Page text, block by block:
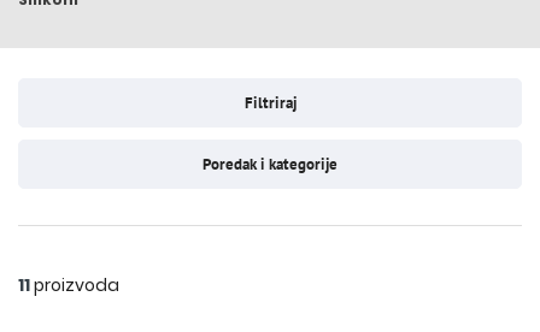
Filtriraj
Poredak i kategorije
11proizvoda